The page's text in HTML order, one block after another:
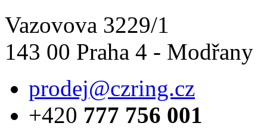
Vazovova 3229/1
143 00 Praha 4 - Modřany
prodej@czring.cz
+420 777 756 001